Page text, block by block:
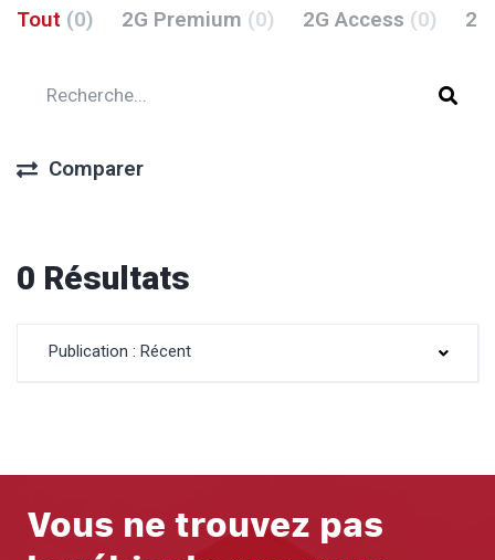
Tout (0) 2G Premium (0) 2G Access (0)
Comparer
0 Résultats
Publication : Récent
Vous ne trouvez pas